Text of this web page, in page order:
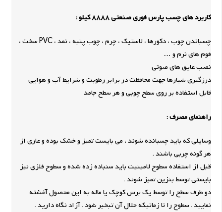
کاربرد های چسب پارس فوری صنعتی 8888 کیلو :
چسباندن چوب ، دکورها ، لاستیک ، چرم ، چوب پنبه ، نمد ، PVC سخت ،
فوم های نرم و …
نصب عایق های صوتی
درزگیری شیارها جهت محافظت در برابر رطوبت و شرایط آب و هوایی
قابل استفاده بر روی سطح چوبی و هر سطح جامد
راهنمای مصرف :
وسایلی که باید چسبانده شوند ، می بایست تمیز و خشک بوده و عاری از
هر گونه چربی باشند .
قبل از استفاده سطوح لامینیت باید سنباده زده شده و سطوح فلزی نیز
بایستی توسط بنزین تمیز شوند .
دو طرف سطح را توسط یک برس کوچک یا ماله به این محصول آغشته
نمایید . سطوح را تا زمانیکه حلال آن تبخیر شود . آزاد نگاه دارید .